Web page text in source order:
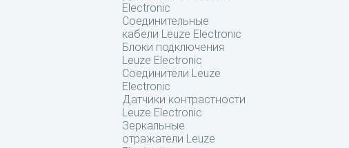
Electronic
Соединительные
кабели Leuze Electronic
Блоки подключения
Leuze Electronic
Соединители Leuze
Electronic
Датчики контрастности
Leuze Electronic
Зеркальные
отражатели Leuze